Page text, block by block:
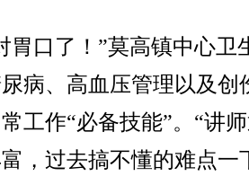
口了！”莫高镇中心卫
病、高血压管理以及创
工作“必备技能”。“讲
，过去搞不懂的难点一